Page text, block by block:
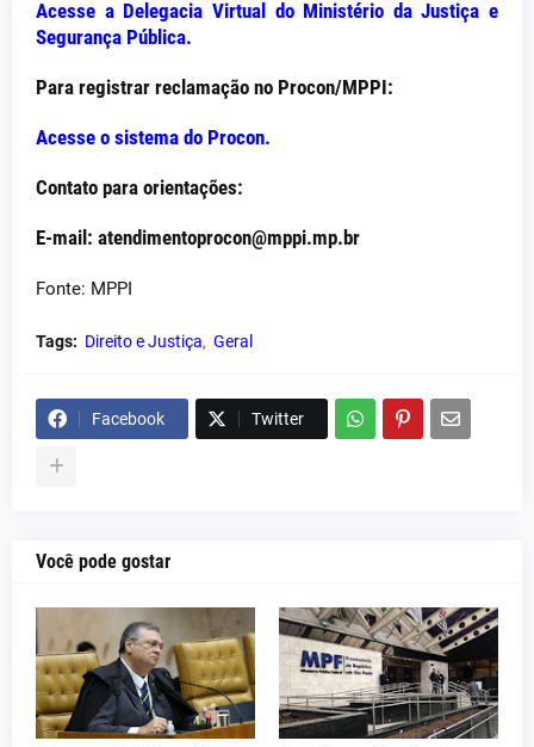
Acesse a Delegacia Virtual do Ministério da Justiça e
Segurança Pública.
Para registrar reclamação no Procon/MPPI:
Acesse o sistema do Procon.
Contato para orientações:
E-mail: atendimentoprocon@mppi.mp.br
Fonte: MPPI
Tags: Direito e Justiça Geral
Facebook Twitter
Você pode gostar